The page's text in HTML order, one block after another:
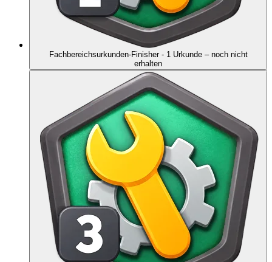
Fachbereichsurkunden-Finisher - 1 Urkunde – noch nicht
erhalten